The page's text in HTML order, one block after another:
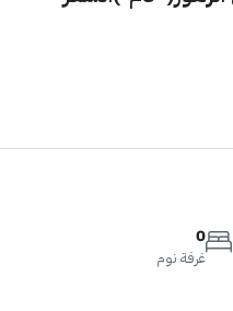
0
غرفة نوم